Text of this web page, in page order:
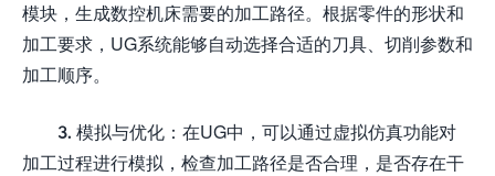
模块，生成数控机床需要的加工路径。根据零件的形状和
加工要求，UG系统能够自动选择合适的刀具、切削参数和
加工顺序。
3. 模拟与优化：在UG中，可以通过虚拟仿真功能对
加工过程进行模拟，检查加工路径是否合理，是否存在干